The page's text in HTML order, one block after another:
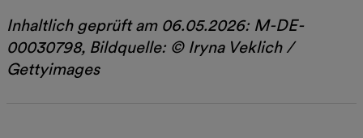
Inhaltlich geprüft am 06.05.2026: M-DE-
00030798, Bildquelle: © Iryna Veklich /
Gettyimages